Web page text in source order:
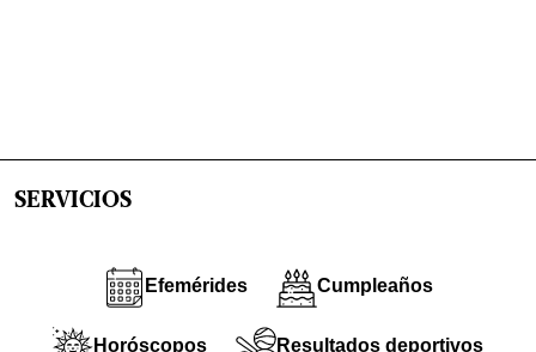
SERVICIOS
Efemérides Cumpleaños
Horóscopos Resultados deportivos